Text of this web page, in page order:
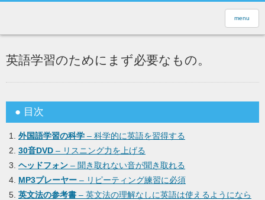
menu
英語学習のためにまず必要なもの。
● 目次
外国語学習の科学 – 科学的に英語を習得する
30音DVD – リスニング力を上げる
ヘッドフォン – 聞き取れない音が聞き取れる
MP3プレーヤー – リピーティング練習に必須
英文法の参考書 – 英文法の理解なしに英語は使えるようになら